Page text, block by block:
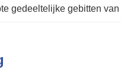
gedeeltelijke gebitten